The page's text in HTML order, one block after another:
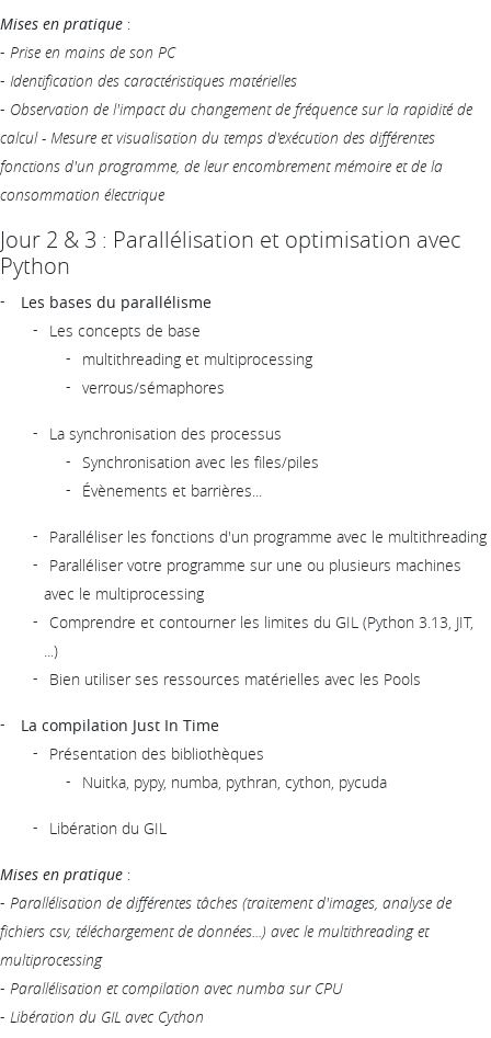
Mises en pratique :
- Prise en mains de son PC
- Identification des caractéristiques matérielles
- Observation de l'impact du changement de fréquence sur la rapidité de
calcul - Mesure et visualisation du temps d'exécution des différentes
fonctions d'un programme, de leur encombrement mémoire et de la
consommation électrique
Jour 2 & 3 : Parallélisation et optimisation avec
Python
Les bases du parallélisme
Les concepts de base
multithreading et multiprocessing
verrous/sémaphores
La synchronisation des processus
Synchronisation avec les files/piles
Évènements et barrières...
Paralléliser les fonctions d'un programme avec le multithreading
Paralléliser votre programme sur une ou plusieurs machines
avec le multiprocessing
Comprendre et contourner les limites du GIL (Python 3.13, JIT,
...)
Bien utiliser ses ressources matérielles avec les Pools
La compilation Just In Time
Présentation des bibliothèques
Nuitka, pypy, numba, pythran, cython, pycuda
Libération du GIL
Mises en pratique :
- Parallélisation de différentes tâches (traitement d'images, analyse de
fichiers csv, téléchargement de données...) avec le multithreading et
multiprocessing
- Parallélisation et compilation avec numba sur CPU
- Libération du GIL avec Cython